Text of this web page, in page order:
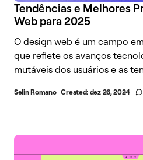
Tendências e Melhores
Web para 2025
O design web é um campo
que reflete os avanços
mutáveis dos usuários e as
Selin Romano Created: dez 26, 2024